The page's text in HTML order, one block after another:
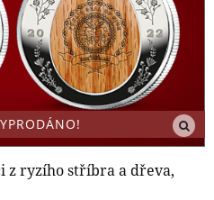
z ryzího stříbra a dřeva,